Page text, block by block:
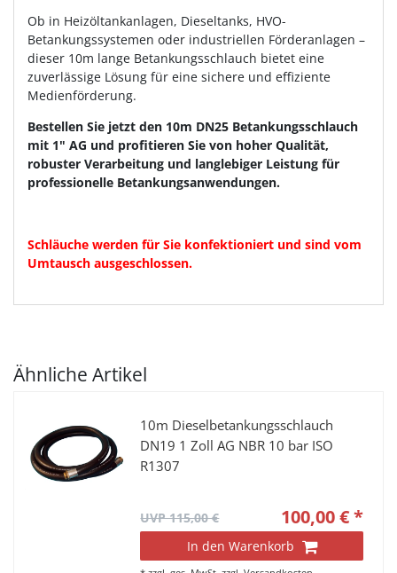
Ob in Heizöltankanlagen, Dieseltanks, HVO-
Betankungssystemen oder industriellen Förderanlagen –
dieser 10m lange Betankungsschlauch bietet eine
zuverlässige Lösung für eine sichere und effiziente
Medienförderung.
Bestellen Sie jetzt den 10m DN25 Betankungsschlauch
mit 1" AG und profitieren Sie von hoher Qualität,
robuster Verarbeitung und langlebiger Leistung für
professionelle Betankungsanwendungen.
Schläuche werden für Sie konfektioniert und sind vom
Umtausch ausgeschlossen.
Ähnliche Artikel
10m Dieselbetankungsschlauch
DN19 1 Zoll AG NBR 10 bar ISO
R1307
UVP 115,00 € 100,00 € *
In den Warenkorb